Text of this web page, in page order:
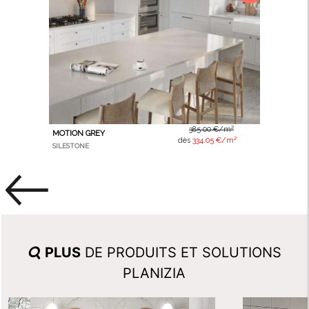
MOTION GREY
SILESTONE
385.00 €/m²
dès 334.05 €/m²
PLUSDE PRODUITS ET SOLUTIONS
PLANIZIA